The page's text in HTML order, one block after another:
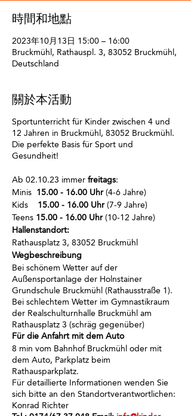
時間和地點
2023年10月13日 15:00 – 16:00
Bruckmühl, Rathauspl. 3, 83052 Bruckmühl,
Deutschland
關於本活動
Sportunterricht für Kinder zwischen 4 und
12 Jahren in Bruckmühl, 83052 Bruckmühl.
Die perfekte Basis für Sport und
Gesundheit!
Ab 02.10.23 immer freitags:
Minis 15.00 - 16.00 Uhr(4-6 Jahre)
Kids 15.00 - 16.00 Uhr(7-9 Jahre)
Teens 15.00 - 16.00 Uhr(10-12 Jahre)
Hallenstandort:
Rathausplatz 3, 83052 Bruckmühl
Wegbeschreibung
Bei schönem Wetter auf der
Außensportanlage der Holnstainer
Grundschule Bruckmühl (Rathausstraße 1).
Bei schlechtem Wetter im Gymnastikraum
der Realschulturnhalle Bruckmühl am
Rathausplatz 3 (schräg gegenüber)
Für die Anfahrt mit dem Auto
8 min vom Bahnhof Bruckmühl oder mit
dem Auto, Parkplatz beim
Rathausparkplatz.
Für detaillierte Informationen wenden Sie
sich bitte an den Standortverantwortlichen:
Konrad Richter